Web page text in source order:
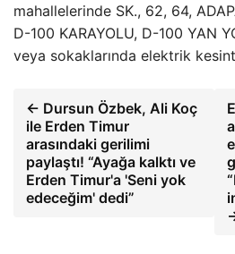
mahallelerinde SK., 62, 64,
D-100 KARAYOLU, D-100 YAN
veya sokaklarında elektrik
← Dursun Özbek, Ali Koç
ile Erden Timur
arasındaki gerilimi
paylaştı! “Ayağa kalktı ve
Erden Timur'a 'Seni yok
edeceğim' dedi”